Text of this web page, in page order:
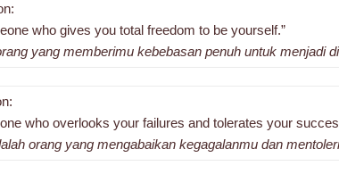
who gives you total freedom to be yourself.”
yang memberimu kebebasan penuh untuk menjadi
who overlooks your failures and tolerates your
orang yang mengabaikan kegagalanmu dan